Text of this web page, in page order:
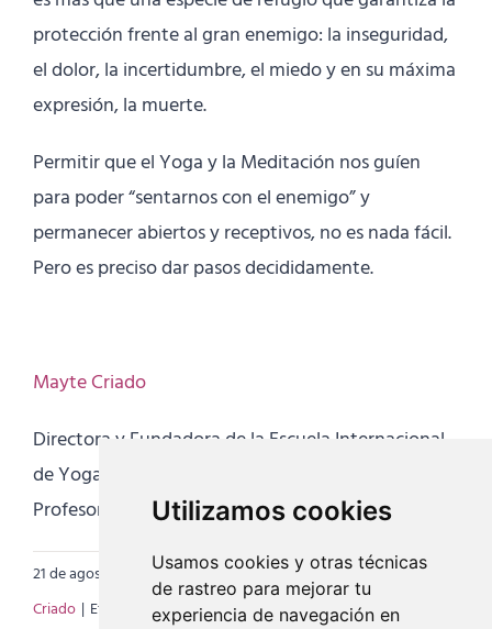
Utilizamos cookies
Usamos cookies y otras técnicas
de rastreo para mejorar tu
experiencia de navegación en
protección frente al gran enemigo: la inseguridad,
el dolor, la incertidumbre, el miedo y en su máxima
expresión, la muerte.
Permitir que el Yoga y la Meditación nos guíen
para poder “sentarnos con el enemigo” y
permanecer abiertos y receptivos, no es nada fácil.
Pero es preciso dar pasos decididamente.
Mayte Criado
Directora y Fundadora de la Escuela Internacional
de Yoga
Profesora de Hatha Yoga y Meditación
21 de agosto de 2019 | Categorías:Artículos,Mayte
Criado | Etiquetas:beneficios del Yoga,formacion de yoga